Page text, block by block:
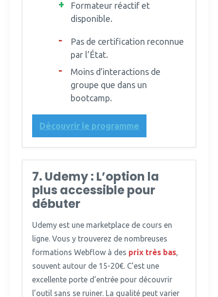
Formateur réactif et
disponible.
Pas de certification reconnue
par l’État.
Moins d’interactions de
groupe que dans un
bootcamp.
Découvrir le programme
7. Udemy : L’option la
plus accessible pour
débuter
Udemy est une marketplace de cours en
ligne. Vous y trouverez de nombreuses
formations Webflow à des prix très bas,
souvent autour de 15-20€. C’est une
excellente porte d’entrée pour découvrir
l’outil sans se ruiner. La qualité peut varier